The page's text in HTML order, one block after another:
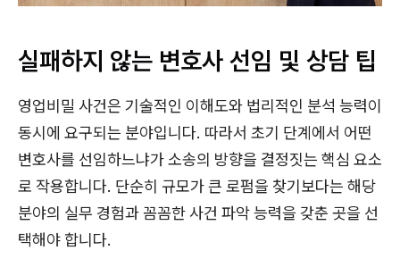
실패하지 않는 변호사 선임 및 상담 팁
영업비밀 사건은 기술적인 이해도와 법리적인 분석 능력이
동시에 요구되는 분야입니다. 따라서 초기 단계에서 어떤
변호사를 선임하느냐가 소송의 방향을 결정짓는 핵심 요소
로 작용합니다. 단순히 규모가 큰 로펌을 찾기보다는 해당
분야의 실무 경험과 꼼꼼한 사건 파악 능력을 갖춘 곳을 선
택해야 합니다.